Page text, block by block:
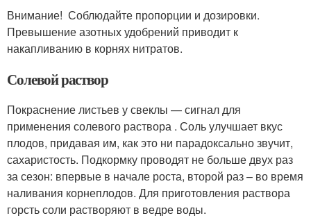
Внимание! Соблюдайте пропорции и дозировки.
Превышение азотных удобрений приводит к
накапливанию в корнях нитратов.
Солевой раствор
Покраснение листьев у свеклы — сигнал для
применения солевого раствора . Соль улучшает вкус
плодов, придавая им, как это ни парадоксально звучит,
сахаристость. Подкормку проводят не больше двух раз
за сезон: впервые в начале роста, второй раз – во время
наливания корнеплодов. Для приготовления раствора
горсть соли растворяют в ведре воды.